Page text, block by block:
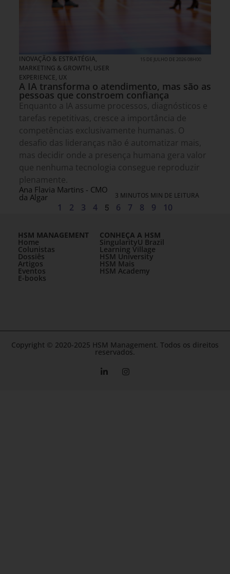
INOVAÇÃO & ESTRATÉGIA,
MARKETING & GROWTH, USER
EXPERIENCE, UX
15 DE JULHO DE 2026 08H00
A IA transforma o atendimento, mas são as
pessoas que constroem confiança
Enquanto a IA assume processos, diagnósticos e
tarefas repetitivas, cresce a importância de
competências exclusivamente humanas. O
desafio das lideranças não é automatizar mais,
mas decidir onde a presença humana gera valor
que nenhuma tecnologia consegue reproduzir
plenamente.
Ana Flavia Martins - CMO
da Algar 3 MINUTOS MIN DE LEITURA
1 2 3 4 5 6 7 8 9 10
HSM MANAGEMENT
Home
Colunistas
Dossiês
Artigos
Eventos
E-books
CONHEÇA A HSM
SingularityU Brazil
Learning Village
HSM University
HSM Mais
HSM Academy
Copyright © 2020-2025 HSM Management. Todos os direitos
reservados.